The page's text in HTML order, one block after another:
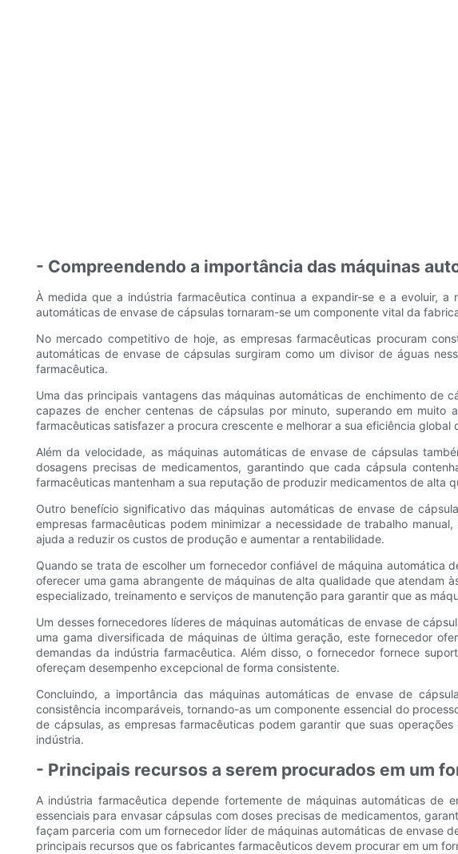
- Compreendendo a importância das máquinas
À medida que a indústria farmacêutica continua a expandir-se e a evoluir,
automáticas de envase de cápsulas tornaram-se um componente vital da
No mercado competitivo de hoje, as empresas farmacêuticas procuram
automáticas de envase de cápsulas surgiram como um divisor de águas
farmacêutica.
Uma das principais vantagens das máquinas automáticas de enchimento de
capazes de encher centenas de cápsulas por minuto, superando em
farmacêuticas satisfazer a procura crescente e melhorar a sua eficiência global
Além da velocidade, as máquinas automáticas de envase de cápsulas
dosagens precisas de medicamentos, garantindo que cada cápsula
farmacêuticas mantenham a sua reputação de produzir medicamentos de alta
Outro benefício significativo das máquinas automáticas de envase de
empresas farmacêuticas podem minimizar a necessidade de trabalho
ajuda a reduzir os custos de produção e aumentar a rentabilidade.
Quando se trata de escolher um fornecedor confiável de máquina automática
oferecer uma gama abrangente de máquinas de alta qualidade que atendam
especializado, treinamento e serviços de manutenção para garantir que as
Um desses fornecedores líderes de máquinas automáticas de envase de
uma gama diversificada de máquinas de última geração, este fornecedor
demandas da indústria farmacêutica. Além disso, o fornecedor fornece
ofereçam desempenho excepcional de forma consistente.
Concluindo, a importância das máquinas automáticas de envase de
consistência incomparáveis, tornando-as um componente essencial do
de cápsulas, as empresas farmacêuticas podem garantir que suas
indústria.
- Principais recursos a serem procurados em um
A indústria farmacêutica depende fortemente de máquinas automáticas de
essenciais para envasar cápsulas com doses precisas de medicamentos,
façam parceria com um fornecedor líder de máquinas automáticas de envase
principais recursos que os fabricantes farmacêuticos devem procurar em um